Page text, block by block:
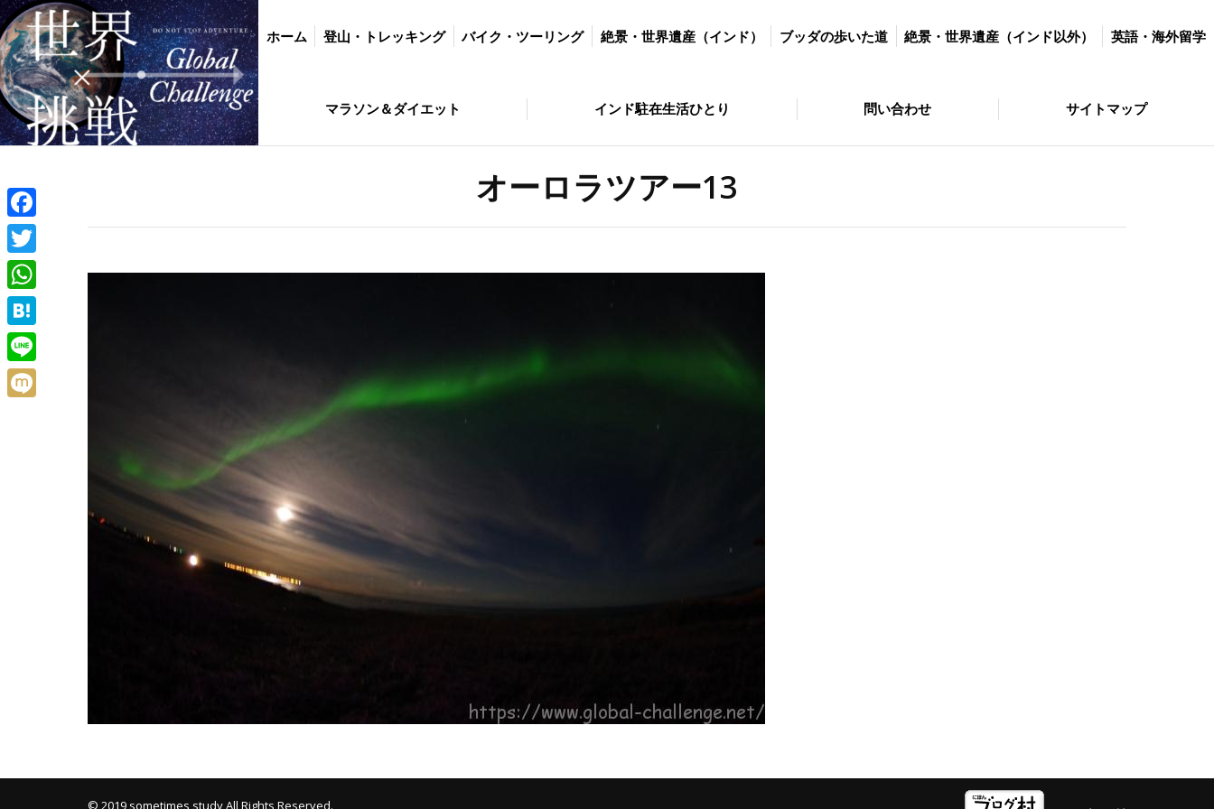
ホーム 登山・トレッキング バイク・ツーリング 絶景・世界遺産（インド） ブッダの歩いた道 絶景・世界遺産（インド以外） 英語・海外留学
マラソン＆ダイエット インド駐在生活ひとり 問い合わせ サイトマップ
オーロラツアー13
© 2019 sometimes study All Rights Reserved.
Facebook
Twitter
WhatsApp
Hatena
Line
ホーム 登山・トレッキング バイク・ツーリング 絶景・世界遺産（インド） ブッダの歩いた道 絶景・世界遺産（インド以外） 英語・海外留学 マラソン＆ダイエット